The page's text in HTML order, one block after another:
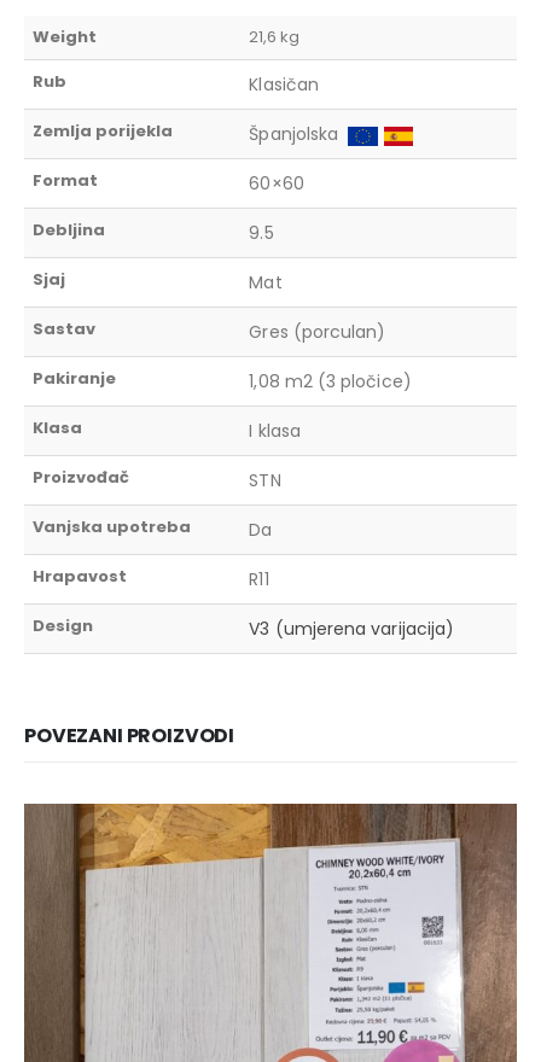
Weight
21,6 kg
Rub
Klasičan
Zemlja porijekla Španjolska
Format 60×60
Debljina 9.5
Sjaj Mat
Sastav Gres (porculan)
Pakiranje 1,08 m2 (3 pločice)
Klasa I klasa
Proizvođač STN
Vanjska upotreba Da
Hrapavost R11
Design V3 (umjerena varijacija)
POVEZANI PROIZVODI